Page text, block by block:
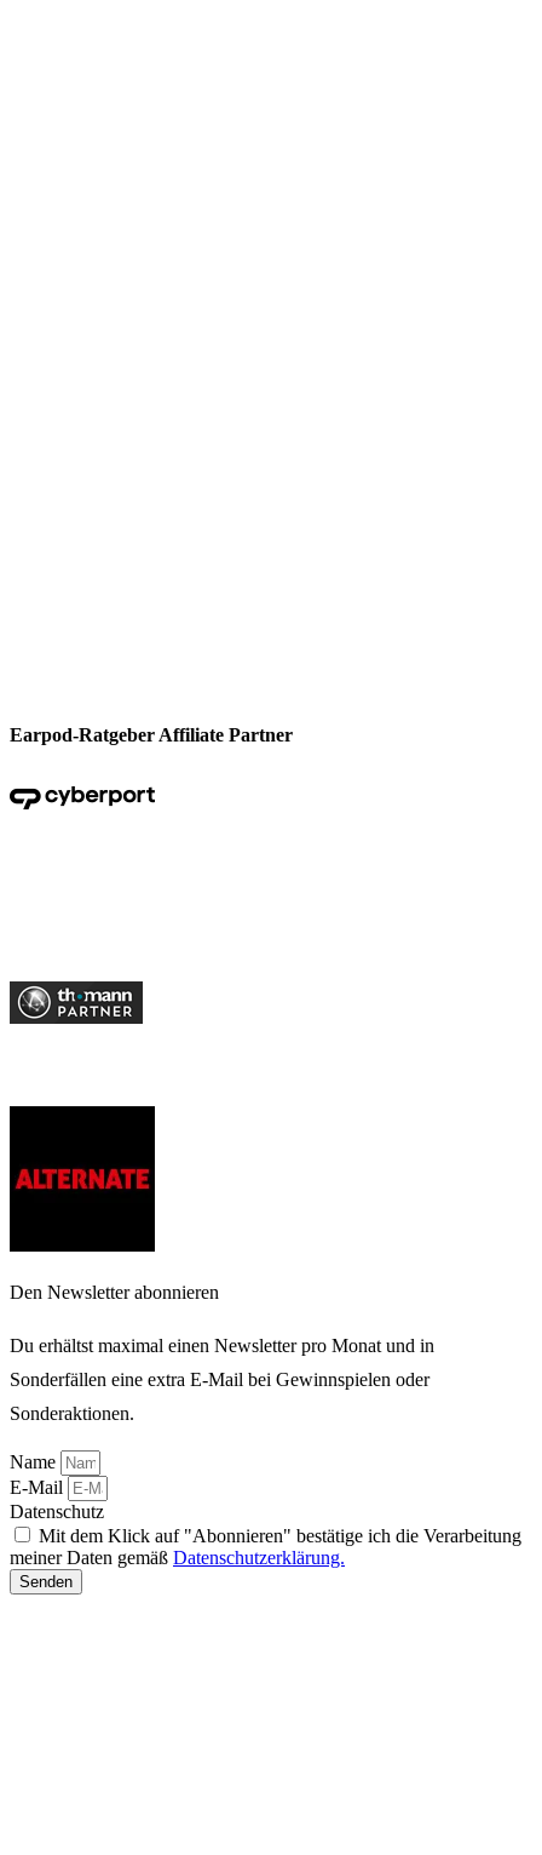
Earpod-Ratgeber Affiliate Partner
Den Newsletter abonnieren
Du erhältst maximal einen Newsletter pro Monat und in
Sonderfällen eine extra E-Mail bei Gewinnspielen oder
Sonderaktionen.
Name
E-Mail
Datenschutz
Mit dem Klick auf "Abonnieren" bestätige ich die Verarbeitung
meiner Daten gemäß Datenschutzerklärung.
Senden